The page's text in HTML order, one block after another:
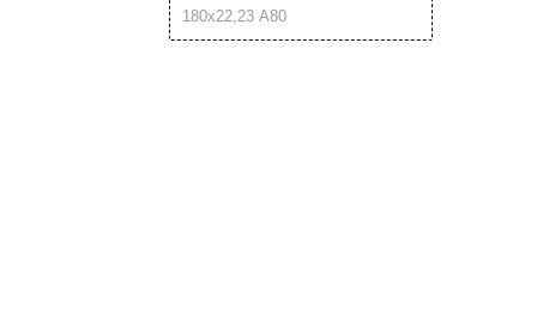
180х22,23 A80